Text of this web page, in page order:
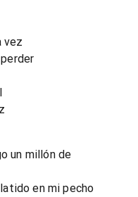
vez
un millón de
en mi pecho